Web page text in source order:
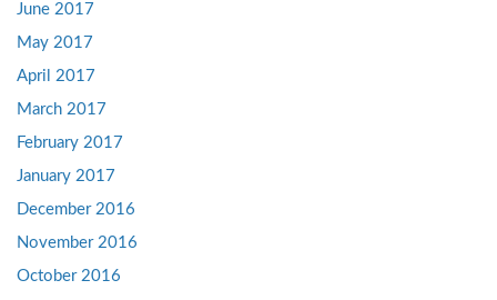
June 2017
May 2017
April 2017
March 2017
February 2017
January 2017
December 2016
November 2016
October 2016